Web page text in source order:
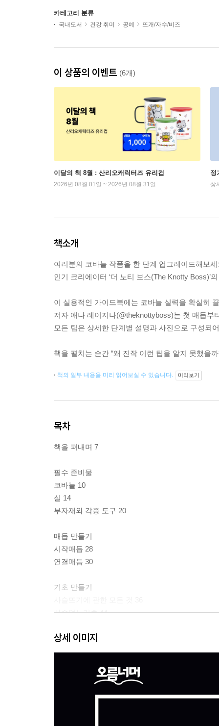
카테고리 분류
국내도서 건강 취미 공예 뜨개/자수/비즈
이 상품의 이벤트 (6개)
이달의 책 8월 : 산리오캐릭터즈 유리컵
2026년 08월 01일 ~ 2026년 08월 31일
정
상
책소개
여러분의 코바늘 작품을 한 단계 업그레이드해보세
인기 크리에이터 ‘더 노티 보스(The Knotty Boss)’
이 실용적인 가이드북에는 코바늘 실력을 확실히
저자 애나 레이지나(@theknottyboss)는 첫 매듭
모든 팁은 상세한 단계별 설명과 사진으로 구성되
책을 펼치는 순간 “왜 진작 이런 팁을 알지 못했을
책의 일부 내용을 미리 읽어보실 수 있습니다. 미리보기
목차
책을 펴내며 7
필수 준비물
코바늘 10
실 14
부자재와 각종 도구 20
매듭 만들기
시작매듭 28
연결매듭 30
기초 만들기
사슬없는기초 44
완벽한 단 정리
평평한 상태 유지하기 52
가장자리 다듬기 58
상세 이미지